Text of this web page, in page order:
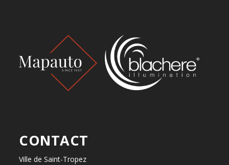
CONTACT
Ville de Saint-Tropez